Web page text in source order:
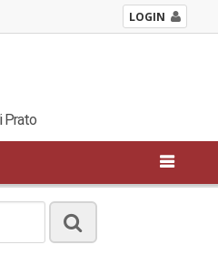
LOGIN
Prato